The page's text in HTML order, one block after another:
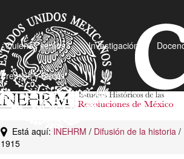
¿Quiénes somos? Investigación
Premios y Becas
Está aquí: INEHRM / Difusión de la historia /
1915